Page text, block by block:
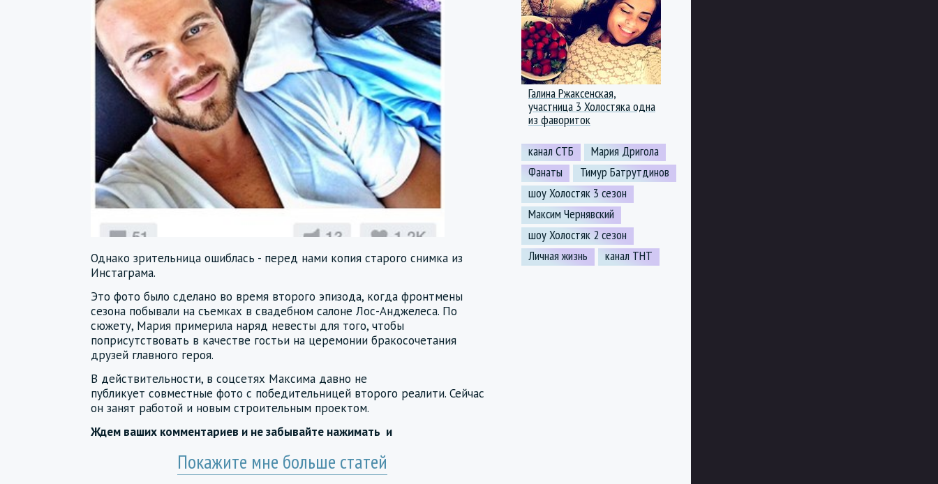
Однако зрительница ошиблась - перед нами копия старого снимка из
Инстаграма.
Это фото было сделано во время второго эпизода, когда фронтмены
сезона побывали на съемках в свадебном салоне Лос-Анджелеса. По
сюжету, Мария примерила наряд невесты для того, чтобы
поприсутствовать в качестве гостьи на церемонии бракосочетания
друзей главного героя.
В действительности, в соцсетях Максима давно не
публикует совместные фото с победительницей второго реалити. Сейчас
он занят работой и новым строительным проектом.
Ждем ваших комментариев и не забывайте нажимать и
Покажите мне больше статей
Галина Ржаксенская,
участница 3 Холостяка одна
из фавориток
канал СТБ
Мария Дригола
Фанаты
Тимур Батрутдинов
шоу Холостяк 3 сезон
Максим Чернявский
шоу Холостяк 2 сезон
Личная жизнь
канал ТНТ